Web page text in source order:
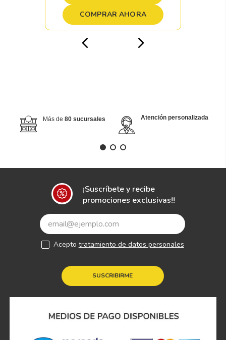
COMPRAR AHORA
Más de 80 sucursales Atención personalizada
¡Suscríbete y recibe
promociones exclusivas!!
SUSCRIBIRME
Acepto tratamiento de datos personales